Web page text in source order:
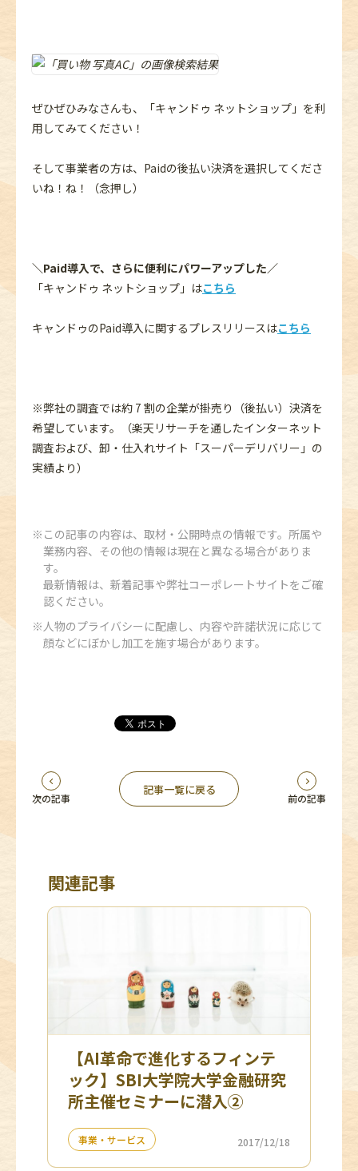
ぜひぜひみなさんも、「キャンドゥ ネットショップ」を利
用してみてください！
そして事業者の方は、Paidの後払い決済を選択してくださ
いね！ね！（念押し）
＼Paid導入で、さらに便利にパワーアップした／
「キャンドゥ ネットショップ」はこちら
キャンドゥのPaid導入に関するプレスリリースはこちら
※弊社の調査では約 7 割の企業が掛売り（後払い）決済を
希望しています。（楽天リサーチを通したインターネット
調査および、卸・仕入れサイト「スーパーデリバリー」の
実績より）
この記事の内容は、取材・公開時点の情報です。所属や
業務内容、その他の情報は現在と異なる場合がありま
す。
最新情報は、新着記事や弊社コーポレートサイトをご確
認ください。
人物のプライバシーに配慮し、内容や許諾状況に応じて
顔などにぼかし加工を施す場合があります。
次の記事
記事一覧に戻る
前の記事
関連記事
【AI革命で進化するフィンテ
ック】SBI大学院大学金融研究
所主催セミナーに潜入②
事業・サービス 2017/12/18